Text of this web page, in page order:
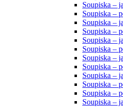
Soupiska –
Soupiska –
Soupiska –
Soupiska –
Soupiska –
Soupiska –
Soupiska –
Soupiska –
Soupiska –
Soupiska –
Soupiska –
Soupiska –